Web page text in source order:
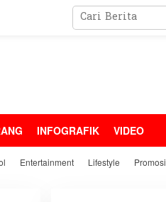
INFOGRAFIK VIDEO
Entertainment Lifestyle Promosi